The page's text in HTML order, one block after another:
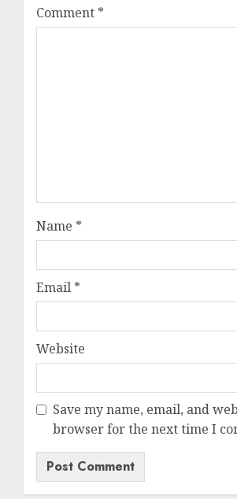
Comment *
Name *
Email *
Website
Save my name, email, and
browser for the next time I